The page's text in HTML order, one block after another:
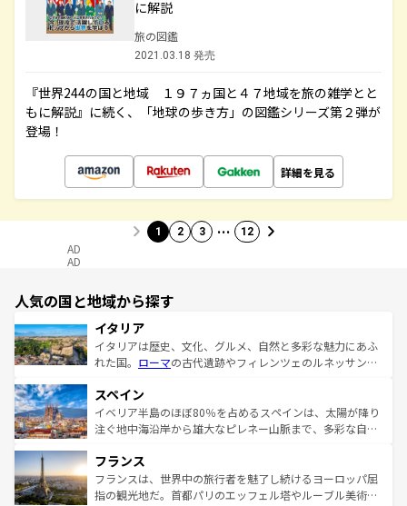
に解説
旅の図鑑
2021.03.18 発売
『世界244の国と地域 １９７ヵ国と４７地域を旅の雑学とと
もに解説』に続く、「地球の歩き方」の図鑑シリーズ第２弾が
登場！
詳細を見る
1 2 3 … 12
AD
AD
人気の国と地域から探す
イタリア
イタリアは歴史、文化、グルメ、自然と多彩な魅力にあふ
れた国。 ローマの古代遺跡やフィレンツェのルネッサンス
ろん、トスカーナの美しい田園風景やアマルフィ海岸の絶
景など、自然景観も見逃せない。観光の合間には、本場の
ピザやパスタなど、絶品のイタリア料理を堪能することも
ませてくれるイタリアで、忘れられない旅をしてみよう！
なお、新着のイタリア情報はコンテンツ一覧 を参照してほ
しい。
スペイン
イベリア半島のほぼ80％を占めるスペインは、太陽が降り
注ぐ地中海沿岸から雄大なピレネー山脈まで、多彩な自然
文化が根付くこの国では、情熱的なフラメンコ、熱気あふ
れる闘牛、そして美味しいタパスが生活の一部となってい
る。首都マドリードの洗練された雰囲気や、バルセロナの
フランス
フランスは、世界中の旅行者を魅了し続けるヨーロッパ屈
指の観光地だ。首都パリのエッフェル塔やルーブル美術館